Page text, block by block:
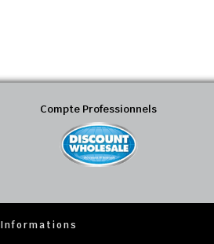
Compte Professionnels
Informations